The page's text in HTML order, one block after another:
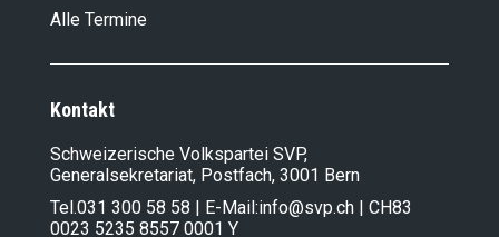
Alle Termine
Kontakt
Schweizerische Volkspartei SVP,
Generalsekretariat, Postfach, 3001 Bern
Tel.031 300 58 58 | E-Mail:info@svp.ch | CH83
0023 5235 8557 0001 Y